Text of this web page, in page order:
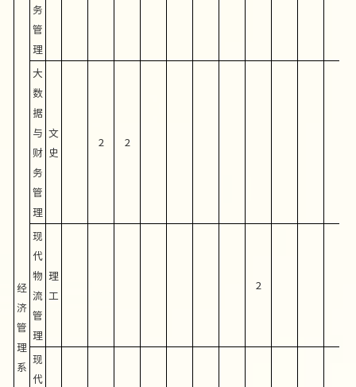
经
济
管
理
系
务
管
理
大
数
据
与
财
务
管
理
文
史
2 2
现
代
物
流
管
理
理
工
2
现
代